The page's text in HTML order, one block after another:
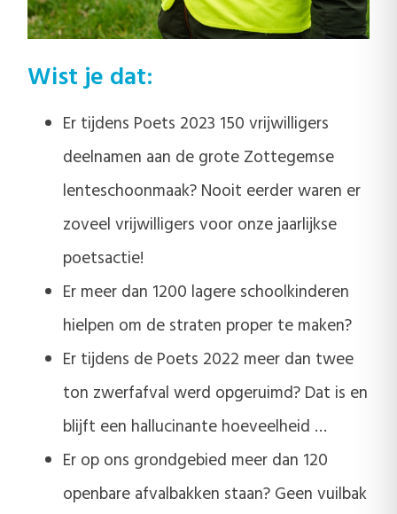
Wist je dat:
Er tijdens Poets 2023 150 vrijwilligers
deelnamen aan de grote Zottegemse
lenteschoonmaak? Nooit eerder waren er
zoveel vrijwilligers voor onze jaarlijkse
poetsactie!
Er meer dan 1200 lagere schoolkinderen
hielpen om de straten proper te maken?
Er tijdens de Poets 2022 meer dan twee
ton zwerfafval werd opgeruimd? Dat is en
blijft een hallucinante hoeveelheid …
Er op ons grondgebied meer dan 120
openbare afvalbakken staan? Geen vuilbak